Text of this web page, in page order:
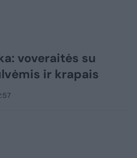
voveraitės su
ir krapais